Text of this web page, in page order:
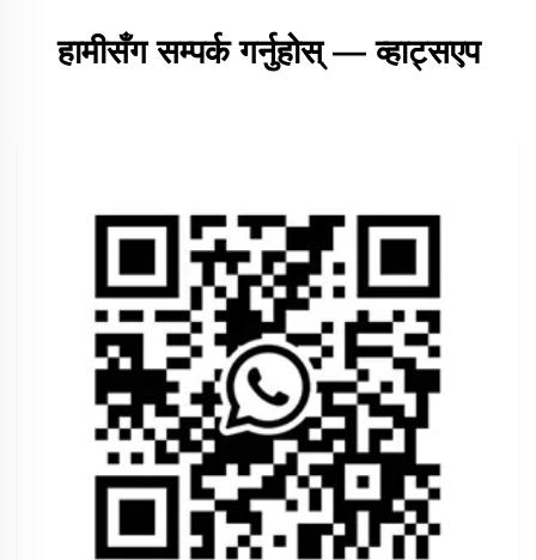
हामीसँग सम्पर्क गर्नुहोस् — व्हाट्सएप